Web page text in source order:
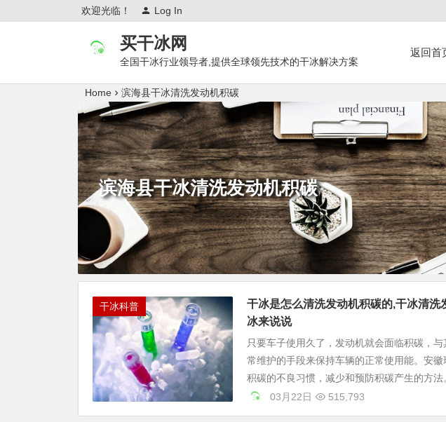
欢迎光临！ Log In
买干冰网
全国干冰行业领导者,提供全球领先技术的干冰解决方案
返回首
Home 滨海县干冰清洗发动机积碳
滨海县干冰清洗发动机积碳
干冰科普
干冰是怎么清洗发动机积碳的,干冰清
冰来说说
只要车子使用久了，发动机就会面临积碳，
常维护的手段来保持车辆的正常使用能。安
积碳的不良习惯，减少和预防积碳产生的方法
03月22日
515,793